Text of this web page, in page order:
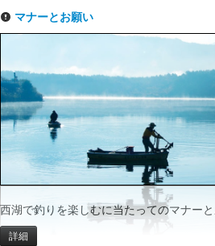
マナーとお願い
西湖で釣りを楽しむに当たってのマナー
詳細